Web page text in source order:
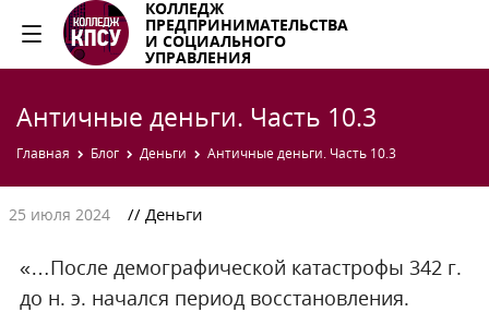
КОЛЛЕДЖ
ПРЕДПРИНИМАТЕЛЬСТВА
И СОЦИАЛЬНОГО
УПРАВЛЕНИЯ
Античные деньги. Часть 10.3
Главная Блог Деньги Античные деньги. Часть 10.3
25 июля 2024 // Деньги
«…После демографической катастрофы 342 г.
до н. э. начался период восстановления.